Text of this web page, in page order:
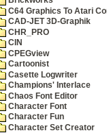
C64 Graphics To Atari
CAD-JET 3D-Graphik
CHR_PRO
CIN
CPEGview
Cartoonist
Casette Logwriter
Champions' Interlace
Chaos Font Editor
Character Font
Character Fun
Character Set Creator